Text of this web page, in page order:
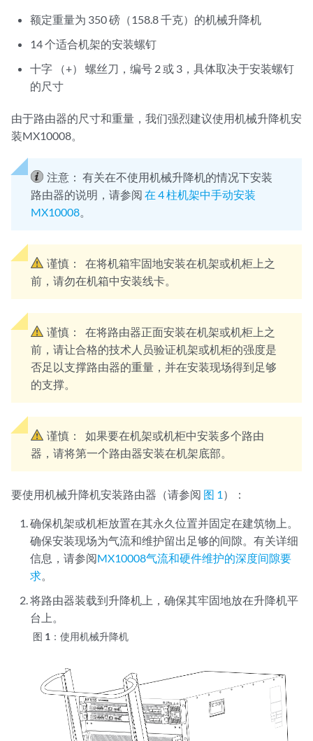
额定重量为 350 磅（158.8 千克）的机械升降机
14 个适合机架的安装螺钉
十字 （+） 螺丝刀，编号 2 或 3，具体取决于安装螺钉
的尺寸
由于路由器的尺寸和重量，我们强烈建议使用机械升降机安
装MX10008。
注意： 有关在不使用机械升降机的情况下安装
路由器的说明，请参阅 在 4 柱机架中手动安装
MX10008。
谨慎：
在将机箱牢固地安装在机架或机柜上之
前，请勿在机箱中安装线卡。
谨慎：
在将路由器正面安装在机架或机柜上之
前，请让合格的技术人员验证机架或机柜的强度是
否足以支撑路由器的重量，并在安装现场得到足够
的支撑。
谨慎：
如果要在机架或机柜中安装多个路由
器，请将第一个路由器安装在机架底部。
要使用机械升降机安装路由器（请参阅 图 1 ）：
确保机架或机柜放置在其永久位置并固定在建筑物上。
确保安装现场为气流和维护留出足够的间隙。有关详细
信息，请参阅MX10008气流和硬件维护的深度间隙要
求。
将路由器装载到升降机上，确保其牢固地放在升降机平
台上。
图 1：使用机械升降机